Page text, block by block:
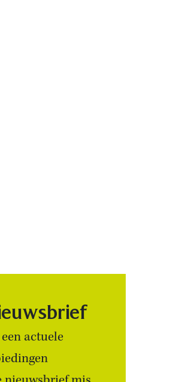
actuele